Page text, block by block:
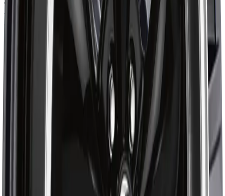
The ART Replica 193 combines bold, precision-engineered design
with durable alloy construction to deliver exceptional performance
and style. Crafted for drivers who seek both refined aesthetics and
long-lasting reliability, it ensures balanced handling, smooth ride
quality, and precise fitment for everyday confidence.
À propos de ART
Magasinez les Wheel ART chez Autrex avec les détails de
compatibilité véhicule, les prix actuels et les options de paiement
pour le ART R19319001. Les commandes admissibles de plus de 99
$ peuvent bénéficier de la livraison gratuite, avec certaines
Évaluations et avis